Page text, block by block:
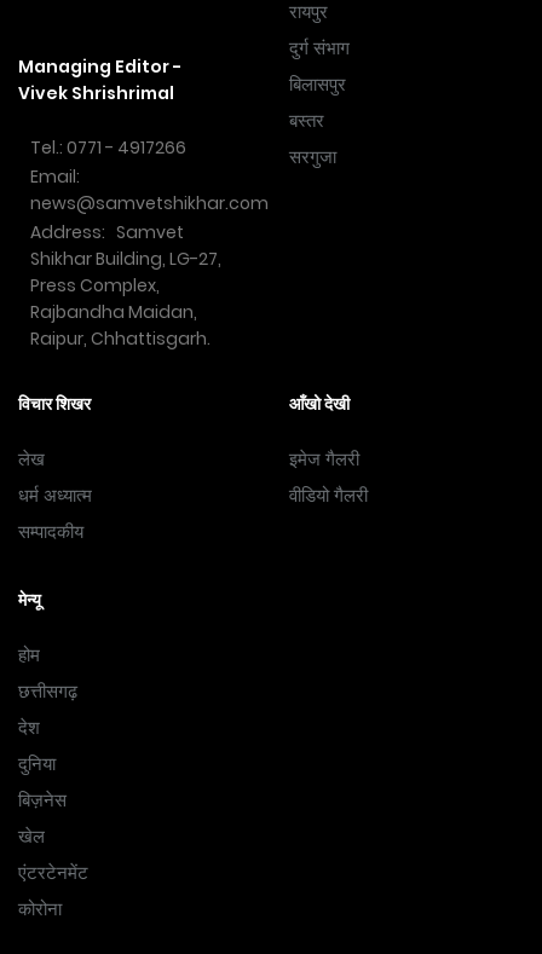
Managing Editor -
Vivek Shrishrimal
Tel.: 0771 - 4917266
Email:
news@samvetshikhar.com
Address: Samvet
Shikhar Building, LG-27,
Press Complex,
Rajbandha Maidan,
Raipur, Chhattisgarh.
रायपुर
दुर्ग संभाग
बिलासपुर
बस्तर
सरगुजा
विचार शिखर
लेख
धर्म अध्यात्म
सम्पादकीय
आँखो देखी
इमेज गैलरी
वीडियो गैलरी
मेन्यू
होम
छत्तीसगढ़
देश
दुनिया
बिज़नेस
खेल
एंटरटेनमेंट
कोरोना